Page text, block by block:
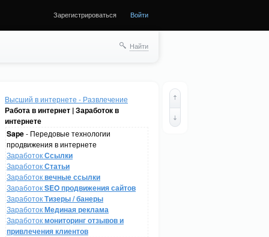
Зарегистрироваться Войти
Найти
Высший в интернете - Развлечение
Работа в интернет | Заработок в
интернете
Sape- Передовые технологии
продвижения в интернете
ЗаработокСсылки
ЗаработокСтатьи
Заработоквечные ссылки
ЗаработокSEO продвижения сайтов
ЗаработокТизеры / банеры
ЗаработокМединая реклама
Заработокмониторинг отзывов и
привлечения клиентов